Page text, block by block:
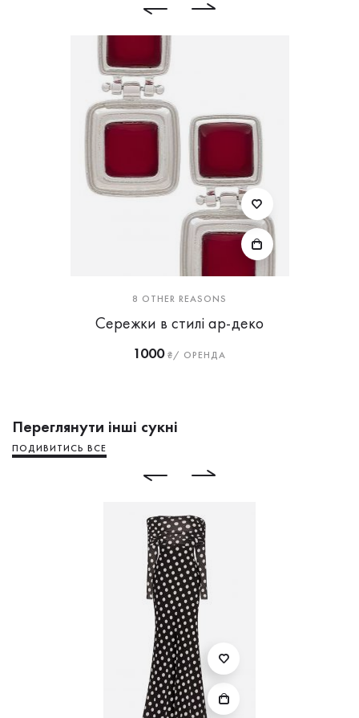
8 OTHER REASONS
Сережки в стилі ар-деко
1000₴/ ОРЕНДА
Переглянути інші сукні
ПОДИВИТИСЬ ВСЕ